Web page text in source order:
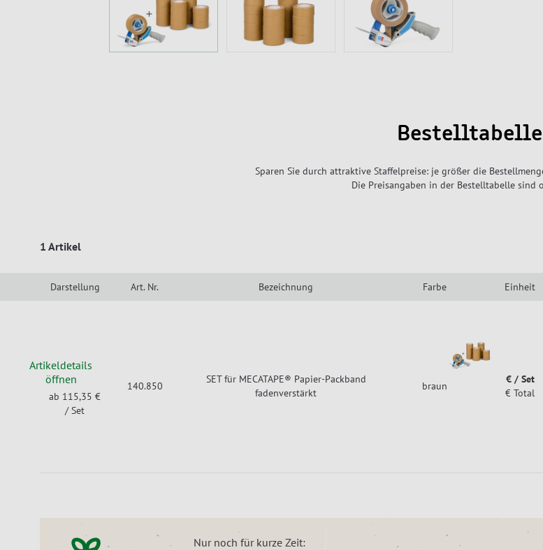
Bestelltabelle
Sparen Sie durch attraktive Staffelpreise: je größer die
Die Preisangaben in der Bestelltabelle sind
1 Artikel
Darstellung Art. Nr. Bezeichnung Farbe Einheit
Artikeldetails
öffnen
ab 115,35 €
/ Set
140.850
SET für MECATAPE® Papier-Packband
fadenverstärkt
braun
€ / Set
€ Total
Nur noch für kurze Zeit: